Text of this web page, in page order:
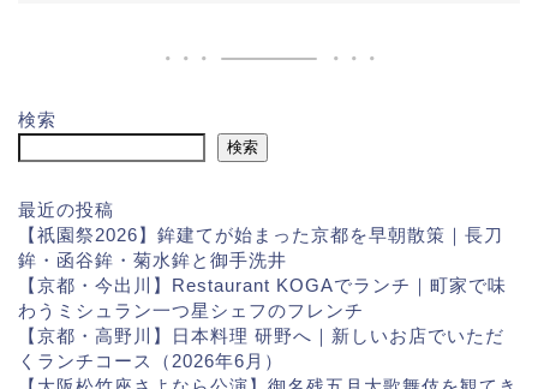
検索
検索
最近の投稿
【祇園祭2026】鉾建てが始まった京都を早朝散策｜長刀
鉾・函谷鉾・菊水鉾と御手洗井
【京都・今出川】Restaurant KOGAでランチ｜町家で味
わうミシュラン一つ星シェフのフレンチ
【京都・高野川】日本料理 研野へ｜新しいお店でいただ
くランチコース（2026年6月）